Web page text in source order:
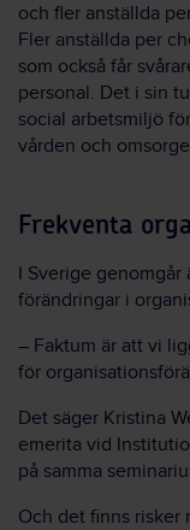
och fler anställda
Fler anställda per
som också får
personal. Det i sin
social arbetsmiljö
vården och
Frekventa
I Sverige
förändringar i
– Faktum är att vi
för
Det säger Kristina
emerita vid
på samma
Och det finns risker